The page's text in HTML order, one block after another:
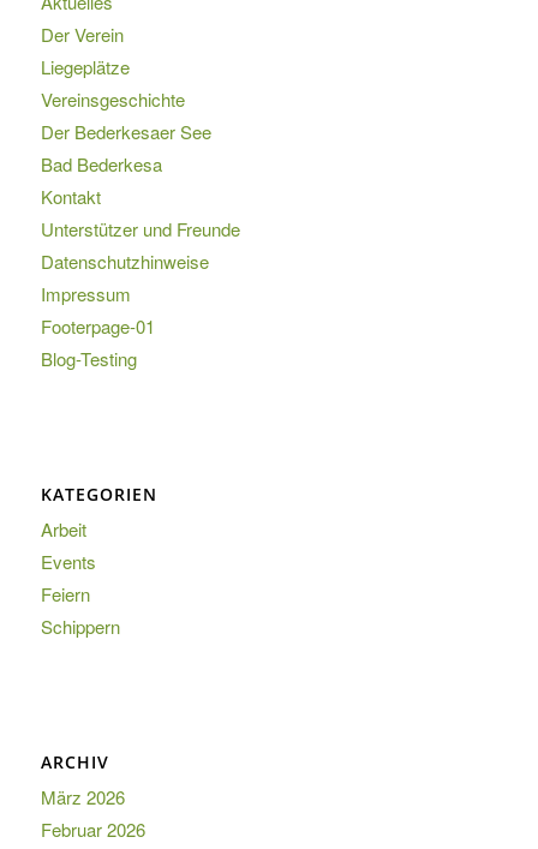
Der Verein
Liegeplätze
Vereinsgeschichte
Der Bederkesaer See
Bad Bederkesa
Kontakt
Unterstützer und Freunde
Datenschutzhinweise
Impressum
Footerpage-01
Blog-Testing
KATEGORIEN
Arbeit
Events
Feiern
Schippern
ARCHIV
März 2026
Februar 2026